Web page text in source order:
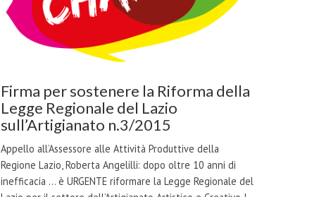
Firma per sostenere la Riforma della
Legge Regionale del Lazio
sull’Artigianato n.3/2015
Appello all’Assessore alle Attività Produttive della
Regione Lazio, Roberta Angelilli: dopo oltre 10 anni di
inefficacia ... è URGENTE riformare la Legge Regionale del